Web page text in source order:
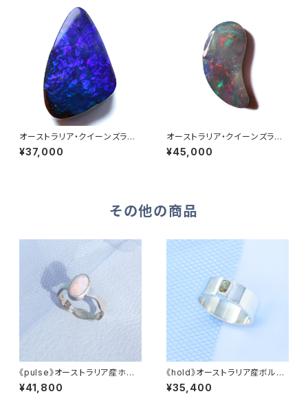
オーストラリア・クイーンズラン
ド産ボルダーオパール 3.70ct
¥37,000
オーストラリア・クイーンズラン
ド産ボルダーオパール 2.70ct
¥45,000
その他の商品
《pulse》オーストラリア産ホワ
イトオパール・覆輪リング
¥41,800
《hold》オーストラリア産ボルダ
ーオパール・平打ちリング
¥35,400